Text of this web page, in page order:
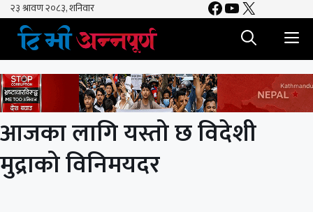
Skip
content
Facebook
YouTube
X
आजका लागि यस्तो छ विदेशी
मुद्राको विनिमयदर